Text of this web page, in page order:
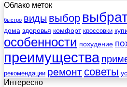
Облако меток
быстро виды выбор
дома здоровья комфорт кроссовки
особенности похудение
преимущества
рекомендации ремонт советы
Интересно